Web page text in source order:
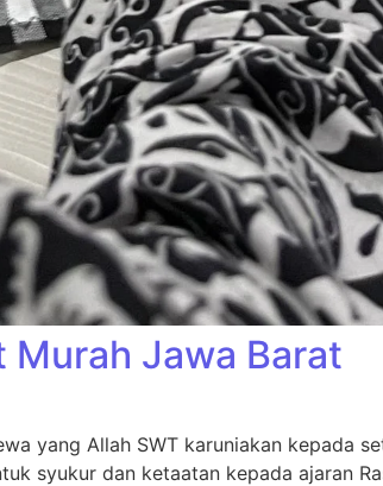
Murah Jawa Barat
yang Allah SWT karuniakan kepada
syukur dan ketaatan kepada ajaran